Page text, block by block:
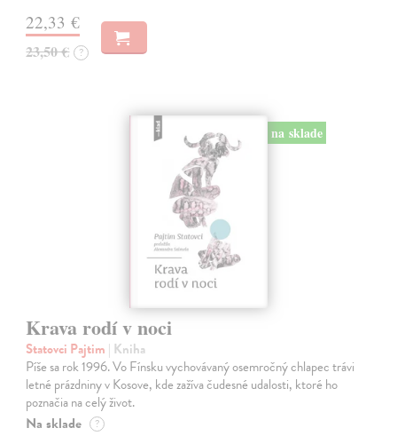
22,33 €
23,50 € ?
na sklade
Krava rodí v noci
Statovci Pajtim | Kniha
Píše sa rok 1996. Vo Fínsku vychovávaný osemročný chlapec trávi
letné prázdniny v Kosove, kde zažíva čudesné udalosti, ktoré ho
poznačia na celý život.
Na sklade ?